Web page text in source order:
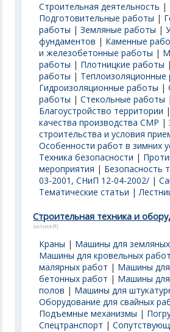
Строительная деятельность |
Подготовительные работы |
работы |Земляные работы |
фундаментов | Каменные
и железобетонные работы |
работы | Плотницкие работы |
работы | Теплоизоляционные
Гидроизоляционные работы |
работы |Стекольные работы |
Благоустройство территории |
качества производства СМР |
строительства и условия
Особенности работ в зимних
Техника безопасности |
мероприятия | Безопасность
03-2001, СНиП 12-04-2002/ |
Тематические статьи |
Строительная техника и
записей)
Краны | Машины для
Машины для кровельных работ
малярных работ | Машины для
бетонных работ | Машины для
полов | Машины для
Оборудование для свайных
Подъемные механизмы |
Спецтранспорт |